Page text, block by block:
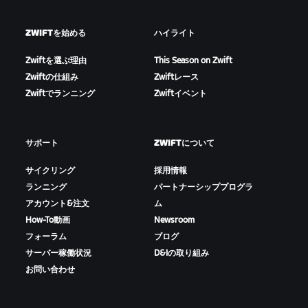
ZWIFTを始める
Zwiftを選ぶ理由
Zwiftの仕組み
Zwiftでランニング
ハイライト
This Season on Zwift
Zwiftレース
Zwiftイベント
サポート
サイクリング
ランニング
アカウント&注文
How-To動画
フォーラム
サーバー稼働状況
お問い合わせ
ZWIFTについて
採用情報
パートナーシッププログラ
ム
Newsroom
ブログ
D&Iの取り組み